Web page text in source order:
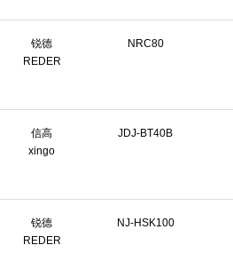
锐德
REDER
NRC80
信高
xingo
JDJ-BT40B
锐德
REDER
NJ-HSK100